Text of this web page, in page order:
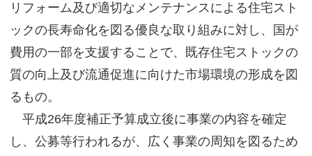
サイトマップ
リフォーム及び適切なメンテナンスによる住宅スト
ックの長寿命化を図る優良な取り組みに対し、国が
費用の一部を支援することで、既存住宅ストックの
質の向上及び流通促進に向けた市場環境の形成を図
るもの。
平成26年度補正予算成立後に事業の内容を確定
し、公募等行われるが、広く事業の周知を図るため